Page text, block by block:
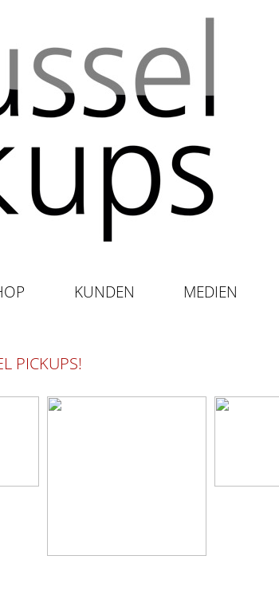
KUNDEN MEDIEN
PICKUPS!